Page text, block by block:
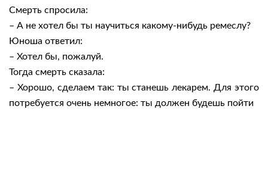
Смерть спросила:
– А не хотел бы ты научиться какому-нибудь ремеслу?
Юноша ответил:
– Хотел бы, пожалуй.
Тогда смерть сказала:
– Хорошо, сделаем так: ты станешь лекарем. Для этого
потребуется очень немногое: ты должен будешь пойти